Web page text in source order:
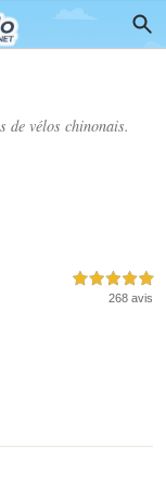
de vélos chinonais.
5,0 étoiles sur 5
268 avis